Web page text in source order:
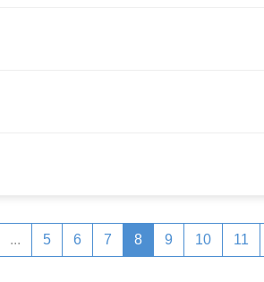
... 5 6 7 8 9 10 11